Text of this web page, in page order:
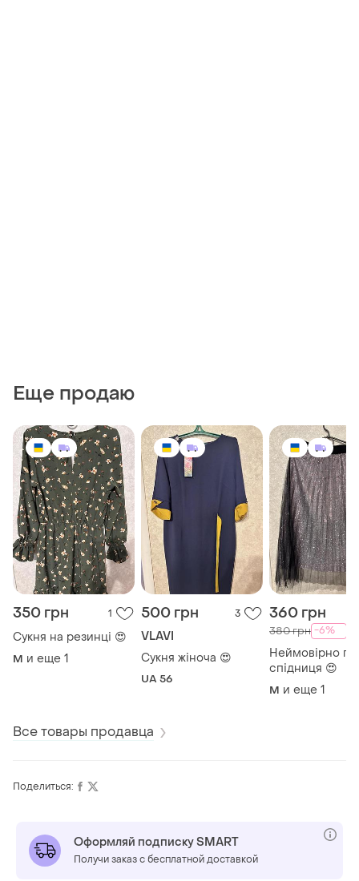
Еще продаю
350 грн 1
Сукня на резинці 😍
M и еще 1
500 грн 3
VLAVI
Сукня жіноча 😍
UA 56
360 грн
380 грн -6%
Неймовірно
спідниця 😍
M и еще 1
Все товары продавца
Поделиться:
Оформляй подписку SMART
Получи заказ с бесплатной доставкой